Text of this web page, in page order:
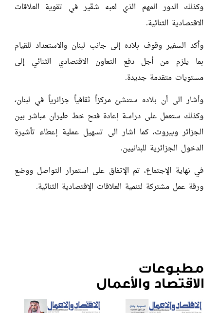
وكذلك الدور المهم الذي لعبه شقّير في تقوية العلاقات
الاقتصادية الثنائية.
وأكد السفير وقوف بلاده إلى جانب لبنان والاستعداد للقيام
بما يلزم من أجل دفع التعاون الاقتصادي الثنائي إلى
مستويات متقدمة جديدة.
وأشار الى أن بلاده ستنشئ مركزاً ثقافياً جزائرياً في لبنان،
وكذلك ستعمل على دراسة إعادة فتح خط طيران مباشر بين
الجزائر وبيروت، كما اشار الى تسهيل عملية إعطاء تأشيرة
الدخول الجزائرية للبنانيين.
في نهاية الإجتماع، تم الإتفاق على استمرار التواصل ووضع
ورقة عمل مشتركة لتنمية العلاقات الإقتصادية الثنائية.
مطبوعات
الاقتصاد والأعمال